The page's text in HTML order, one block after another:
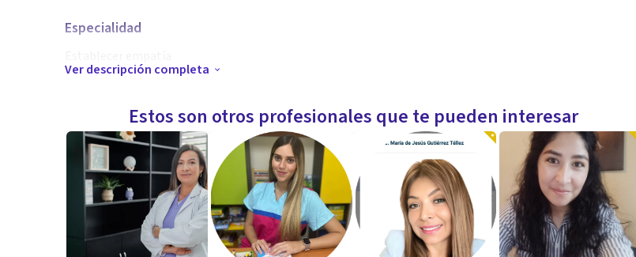
Especialidad
Habilidad de escuchar activamente
Amigable y amistosa
Aptitudes
Diplomado en terapia cognitivo conductual
Trastornos de ansiedad
Trastornos depresivos
Ver descripción completa
Estos son otros profesionales que te pueden interesar